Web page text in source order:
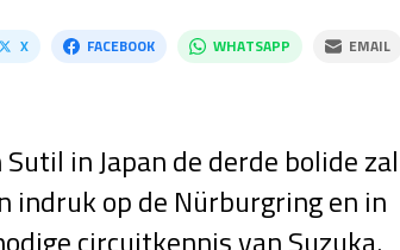
X FACEBOOK WHATSAPP EMAIL
in Japan de derde bolide zal
indruk op de Nürburgring en in